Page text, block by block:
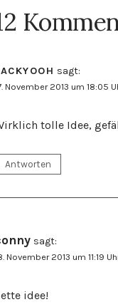
sagt:
November 2013 um 18:05
tolle Idee,
Antworten
sagt:
November 2013 um 11:19
idee!